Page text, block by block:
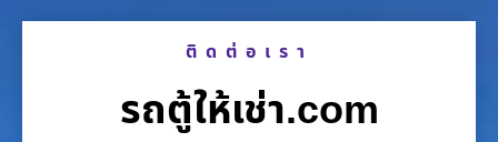
ติดต่อเรา
รถตู้ให้เช่า.com